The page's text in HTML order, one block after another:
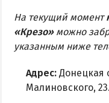
На текущий момент
«Крезо»можно
указанным ниже
Адрес: Донецкая
Малиновского, 23.